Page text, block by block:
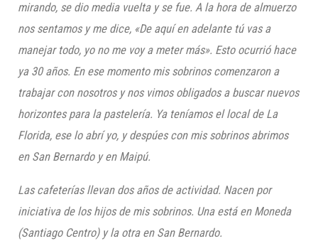
mirando, se dio media vuelta y se fue. A la hora de almuerzo
nos sentamos y me dice, «De aquí en adelante tú vas a
manejar todo, yo no me voy a meter más». Esto ocurrió hace
ya 30 años. En ese momento mis sobrinos comenzaron a
trabajar con nosotros y nos vimos obligados a buscarnuevos
horizontes para la pastelería. Ya teníamos el local de La
Florida, ese lo abrí yo, y despúes con mis sobrinos abrimos
en San Bernardo y en Maipú.
Las cafeterías llevan dos años de actividad. Nacen por
iniciativa de los hijos de mis sobrinos. Una está en Moneda
(Santiago Centro) y la otra en San Bernardo.